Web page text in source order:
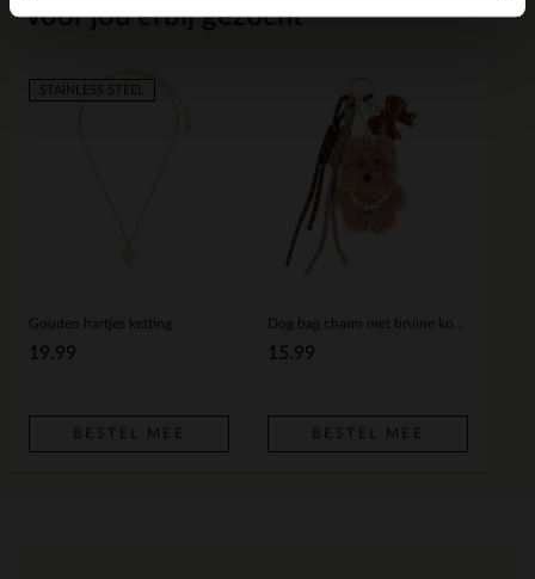
Voor jou erbij gezocht
Gouden hartjes ketting
19.99
STAINLESS STEEL
BESTEL MEE
15.99
BESTEL MEE